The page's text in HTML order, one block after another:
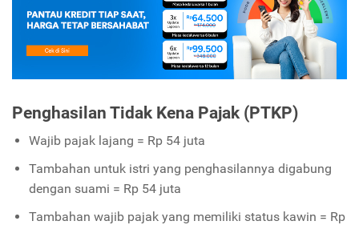
Penghasilan Tidak Kena Pajak (PTKP)
Wajib pajak lajang = Rp 54 juta
Tambahan untuk istri yang penghasilannya digabung
dengan suami = Rp 54 juta
Tambahan wajib pajak yang memiliki status kawin = Rp